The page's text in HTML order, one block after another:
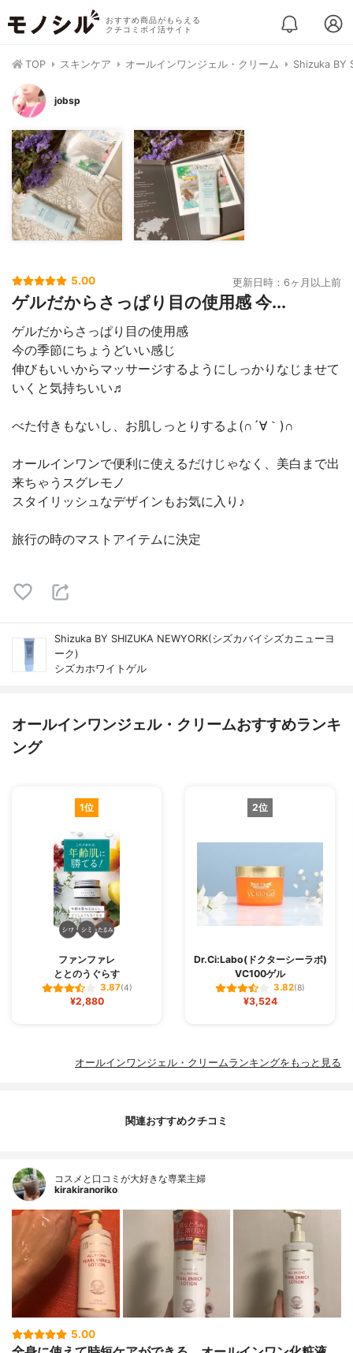
おすすめ商品がもらえる
クチコミポイ活サイト
TOP スキンケア オールインワンジェル・クリーム Shizuka BY
jobsp
5.00 更新日時：6ヶ月以上前
ゲルだからさっぱり目の使用感 今...
ゲルだからさっぱり目の使用感
今の季節にちょうどいい感じ
伸びもいいからマッサージするようにしっかりなじませて
いくと気持ちいい♬
べた付きもないし、お肌しっとりするよ(∩´∀｀)∩
オールインワンで便利に使えるだけじゃなく、美白まで出
来ちゃうスグレモノ
スタイリッシュなデザインもお気に入り♪
旅行の時のマストアイテムに決定
Shizuka BY SHIZUKA NEWYORK(シズカバイシズカニューヨ
ーク)
シズカホワイトゲル
オールインワンジェル・クリームおすすめランキ
ング
1位
ファンファレ
ととのうぐらす
3.87(4)
¥2,880
2位
Dr.Ci:Labo(ドクターシーラボ)
VC100ゲル
3.82(8)
¥3,524
オールインワンジェル・クリームランキングをもっと見る
関連おすすめクチコミ
コスメと口コミが大好きな専業主婦
kirakiranoriko
5.00